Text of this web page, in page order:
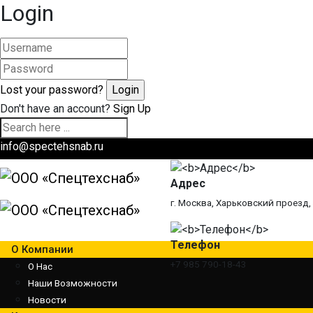
Login
Lost your password?
Don't have an account? Sign Up
info@spectehsnab.ru
Адрес
г. Москва, Харьковский проезд,
Телефон
+7 985 790-18-43
О Компании
О Нас
Наши Возможности
Новости